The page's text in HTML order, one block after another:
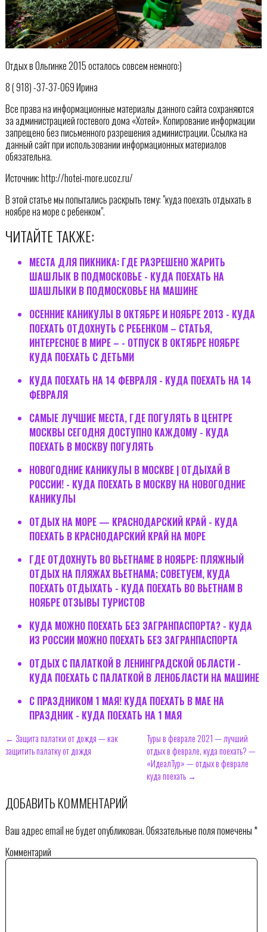
Отдых в Ольгинке 2015 осталось совсем немного:)
8 ( 918) -37-37-069 Ирина
Все права на информационные материалы данного сайта сохраняются
за администрацией гостевого дома «Хотей». Копирование информации
запрещено без письменного разрешения администрации. Ссылка на
данный сайт при использовании информационных материалов
обязательна.
Источник: http://hotei-more.ucoz.ru/
В этой статье мы попытались раскрыть тему: "куда поехать отдыхать в
ноябре на море с ребенком".
ЧИТАЙТЕ ТАКЖЕ:
МЕСТА ДЛЯ ПИКНИКА: ГДЕ РАЗРЕШЕНО ЖАРИТЬ
ШАШЛЫК В ПОДМОСКОВЬЕ - КУДА ПОЕХАТЬ НА
ШАШЛЫКИ В ПОДМОСКОВЬЕ НА МАШИНЕ
ОСЕННИЕ КАНИКУЛЫ В ОКТЯБРЕ И НОЯБРЕ 2013 - КУДА
ПОЕХАТЬ ОТДОХНУТЬ С РЕБЕНКОМ – СТАТЬЯ,
ИНТЕРЕСНОЕ В МИРЕ – - ОТПУСК В ОКТЯБРЕ НОЯБРЕ
КУДА ПОЕХАТЬ С ДЕТЬМИ
КУДА ПОЕХАТЬ НА 14 ФЕВРАЛЯ - КУДА ПОЕХАТЬ НА 14
ФЕВРАЛЯ
САМЫЕ ЛУЧШИЕ МЕСТА, ГДЕ ПОГУЛЯТЬ В ЦЕНТРЕ
МОСКВЫ СЕГОДНЯ ДОСТУПНО КАЖДОМУ - КУДА
ПОЕХАТЬ В МОСКВУ ПОГУЛЯТЬ
НОВОГОДНИЕ КАНИКУЛЫ В МОСКВЕ | ОТДЫХАЙ В
РОССИИ! - КУДА ПОЕХАТЬ В МОСКВУ НА НОВОГОДНИЕ
КАНИКУЛЫ
ОТДЫХ НА МОРЕ — КРАСНОДАРСКИЙ КРАЙ - КУДА
ПОЕХАТЬ В КРАСНОДАРСКИЙ КРАЙ НА МОРЕ
ГДЕ ОТДОХНУТЬ ВО ВЬЕТНАМЕ В НОЯБРЕ: ПЛЯЖНЫЙ
ОТДЫХ НА ПЛЯЖАХ ВЬЕТНАМА; СОВЕТУЕМ, КУДА
ПОЕХАТЬ ОТДЫХАТЬ - КУДА ПОЕХАТЬ ВО ВЬЕТНАМ В
НОЯБРЕ ОТЗЫВЫ ТУРИСТОВ
КУДА МОЖНО ПОЕХАТЬ БЕЗ ЗАГРАНПАСПОРТА? - КУДА
ИЗ РОССИИ МОЖНО ПОЕХАТЬ БЕЗ ЗАГРАНПАСПОРТА
ОТДЫХ С ПАЛАТКОЙ В ЛЕНИНГРАДСКОЙ ОБЛАСТИ -
КУДА ПОЕХАТЬ С ПАЛАТКОЙ В ЛЕНОБЛАСТИ НА МАШИНЕ
С ПРАЗДНИКОМ 1 МАЯ! КУДА ПОЕХАТЬ В МАЕ НА
ПРАЗДНИК - КУДА ПОЕХАТЬ НА 1 МАЯ
← Защита палатки от дождя — как
защитить палатку от дождя
Туры в феврале 2021 — лучший
отдых в феврале, куда поехать? —
«ИдеалТур» — отдых в феврале
куда поехать →
ДОБАВИТЬ КОММЕНТАРИЙ
Ваш адрес email не будет опубликован.Обязательные поля помечены*
Комментарий